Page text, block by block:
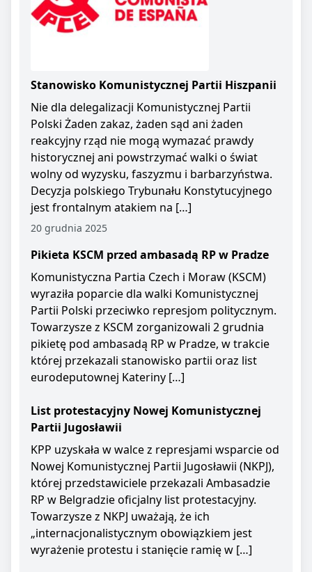
Stanowisko Komunistycznej Partii Hiszpanii
Nie dla delegalizacji Komunistycznej Partii
Polski Żaden zakaz, żaden sąd ani żaden
reakcyjny rząd nie mogą wymazać prawdy
historycznej ani powstrzymać walki o świat
wolny od wyzysku, faszyzmu i barbarzyństwa.
Decyzja polskiego Trybunału Konstytucyjnego
jest frontalnym atakiem na […]
20 grudnia 2025
Pikieta KSCM przed ambasadą RP w Pradze
Komunistyczna Partia Czech i Moraw (KSCM)
wyraziła poparcie dla walki Komunistycznej
Partii Polski przeciwko represjom politycznym.
Towarzysze z KSCM zorganizowali 2 grudnia
pikietę pod ambasadą RP w Pradze, w trakcie
której przekazali stanowisko partii oraz list
eurodeputownej Kateriny […]
List protestacyjny Nowej Komunistycznej
Partii Jugosławii
KPP uzyskała w walce z represjami wsparcie od
Nowej Komunistycznej Partii Jugosławii (NKPJ),
której przedstawiciele przekazali Ambasadzie
RP w Belgradzie oficjalny list protestacyjny.
Towarzysze z NKPJ uważają, że ich
„internacjonalistycznym obowiązkiem jest
wyrażenie protestu i stanięcie ramię w […]